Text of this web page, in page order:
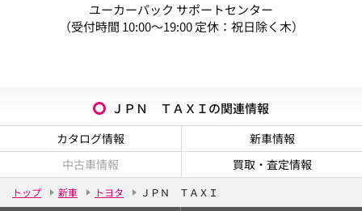
ユーカーパック サポートセンター
（受付時間 10:00～19:00 定休：祝日除く木）
ＪＰＮ ＴＡＸＩの関連情報
カタログ情報
新車情報
中古車情報
買取・査定情報
トップ 新車 トヨタ ＪＰＮ ＴＡＸＩ